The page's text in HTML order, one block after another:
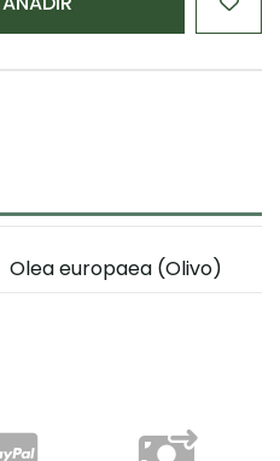
Olea europaea (Olivo)